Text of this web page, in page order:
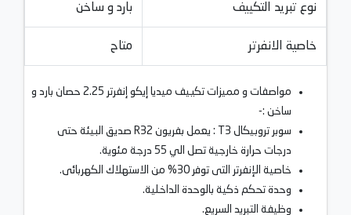
نوع تبريد التكييف بارد و ساخن
خاصية الانفرتر متاح
مواصفات و مميزات تكييف ميديا إيكو إنفرتر 2.25 حصان بارد و
ساخن :-
سوبر تروبيكال T3 : يعمل بفريون R32 صديق البيئة حتى
درجات حرارة خارجية تصل الي 55 درجة مئوية.
خاصية الإنفرتر التى توفر 30% من الاستهلاك الكهربائى.
وحدة تحكم ذكية بالوحدة الداخلية.
وظيفة التبريد السريع.